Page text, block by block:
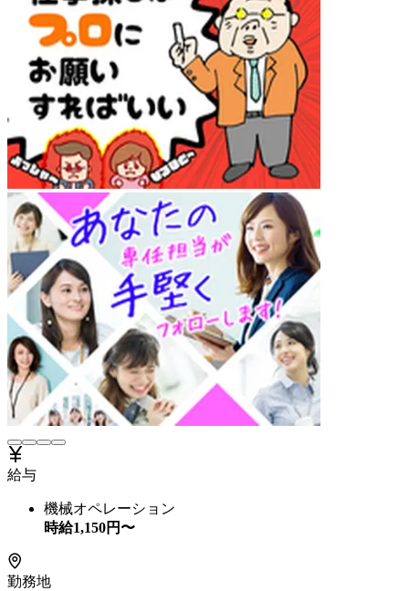
給与
機械オペレーション
時給1,150円〜
勤務地